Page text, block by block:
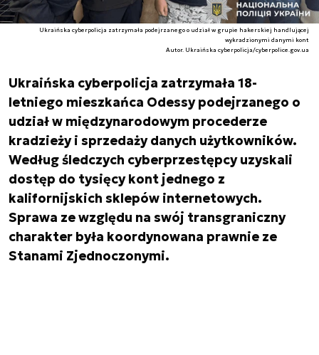
Ukraińska cyberpolicja zatrzymała podejrzanego o udział w grupie hakerskiej handlującej
wykradzionymi danymi kont
Autor. Ukraińska cyberpolicja/cyberpolice.gov.ua
Ukraińska cyberpolicja zatrzymała 18-
letniego mieszkańca Odessy podejrzanego o
udział w międzynarodowym procederze
kradzieży i sprzedaży danych użytkowników.
Według śledczych cyberprzestępcy uzyskali
dostęp do tysięcy kont jednego z
kalifornijskich sklepów internetowych.
Sprawa ze względu na swój transgraniczny
charakter była koordynowana prawnie ze
Stanami Zjednoczonymi.